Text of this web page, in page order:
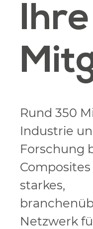
Ihre
Rund 350
Industrie
Forschung
starkes,
Netzwerk